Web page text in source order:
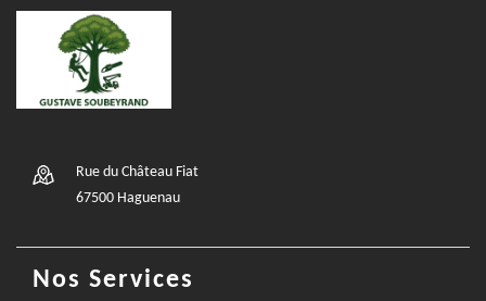
Rue du Château Fiat
67500 Haguenau
Nos Services